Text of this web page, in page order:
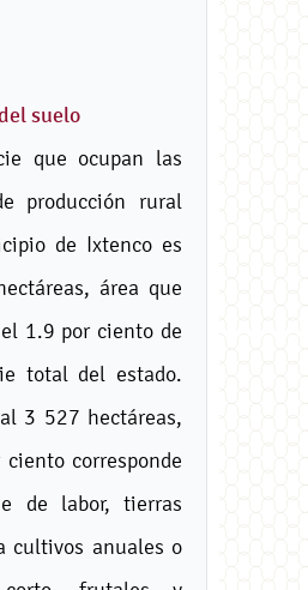
suelo
que ocupan las
producción rural
de Ixtenco es
área que
1.9 por ciento de
total del estado.
3 527 hectáreas,
corresponde
de labor, tierras
cultivos anuales o